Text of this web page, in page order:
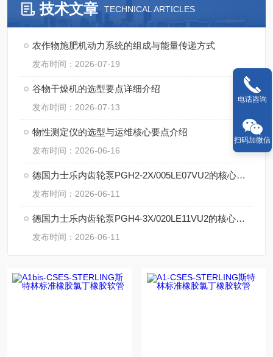
技术文章 TECHNICAL ARTICLES
农作物施肥机动力系统的组成与能量传递方式
发布时间：2026-07-19
谷物干燥机的选型要点详细介绍
发布时间：2026-07-13
物性测定仪的选型与运维核心要点介绍
发布时间：2026-06-16
德国力士乐内齿轮泵PGH2-2X/005LE07VU2的核心特点
发布时间：2026-06-11
德国力士乐内齿轮泵PGH4-3X/020LE11VU2的核心技术
发布时间：2026-06-11
电话咨询
扫码加微信